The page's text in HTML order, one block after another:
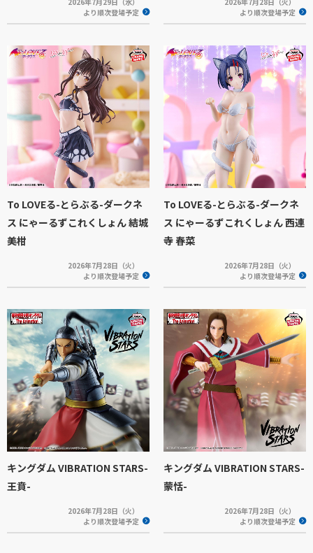
より順次登場予定
より順次登場予定
To LOVEる-とらぶる-ダークネ
ス にゃーるずこれくしょん 結城
美柑
2026年7月28日（火）
より順次登場予定
To LOVEる-とらぶる-ダークネ
ス にゃーるずこれくしょん 西連
寺 春菜
2026年7月28日（火）
より順次登場予定
キングダム VIBRATION STARS-
王賁-
2026年7月28日（火）
より順次登場予定
キングダム VIBRATION STARS-
蒙恬-
2026年7月28日（火）
より順次登場予定